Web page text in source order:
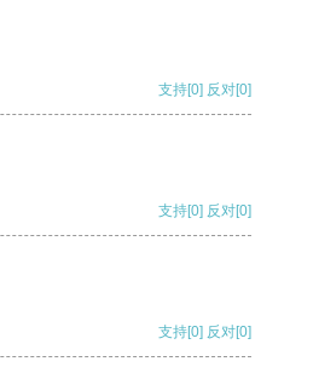
支持[0] 反对[0]
支持[0] 反对[0]
支持[0] 反对[0]